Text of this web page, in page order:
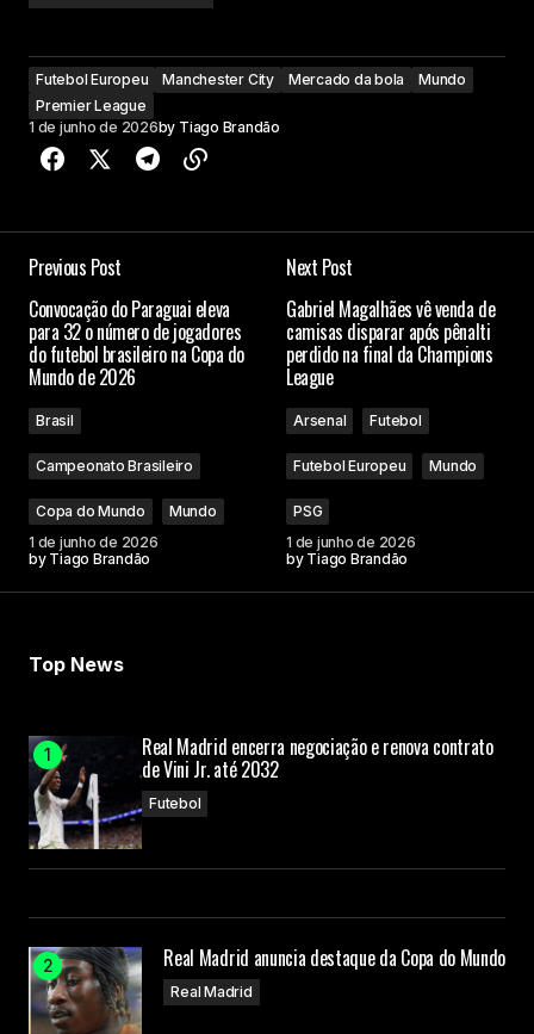
Futebol Europeu Manchester City Mercado da bola
Mundo
Premier League
1 de junho de 2026by Tiago Brandão
Previous Post
Convocação do Paraguai eleva
para 32 o número de jogadores
do futebol brasileiro na Copa do
Mundo de 2026
Brasil
Campeonato Brasileiro
Copa do Mundo
Mundo
1 de junho de 2026
by Tiago Brandão
Next Post
Gabriel Magalhães vê venda de
camisas disparar após pênalti
perdido na final da Champions
League
Arsenal Futebol
Futebol Europeu Mundo
PSG
1 de junho de 2026
by Tiago Brandão
Top News
Real Madrid encerra negociação e renova contrato
de Vini Jr. até 2032
Futebol
Real Madrid anuncia destaque da Copa do Mundo
Real Madrid